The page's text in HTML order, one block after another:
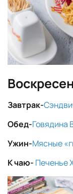
Завтрак-
Обед-Говядина
Ужин-Мясные
К чаю- Печенье